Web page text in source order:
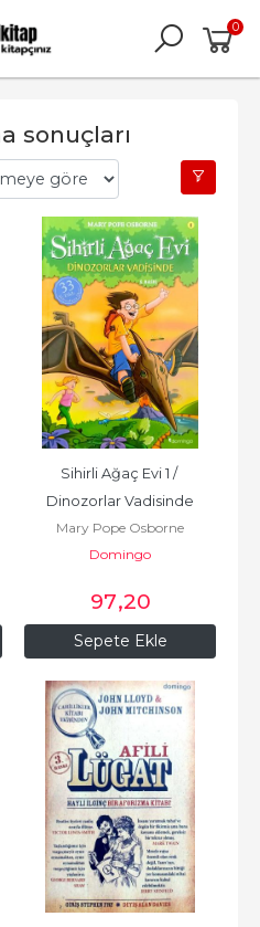
0
sonuçları
Sepete Ekle
Sihirli Ağaç Evi 1 /
Dinozorlar Vadisinde
Mary Pope Osborne
Domingo
97,20